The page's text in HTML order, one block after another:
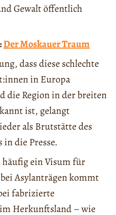
Gewalt öffentlich
Der Moskauer Traum
dass diese schlechte
in Europa
die Region in der breiten
ist, gelangt
als Brutstätte des
die Presse.
ein Visum für
Asylanträgen kommt
fabrizierte
Herkunftsland – wie